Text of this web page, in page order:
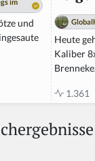
im
und
Heute
Kaliber
1.361